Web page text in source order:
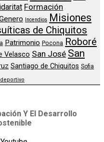
Formación
Incendios Misiones
de Chiquitos
Patrimonio Pocona Roboré
Velasco San José San
Santiago de Chiquitos Sofia
Y El Desarrollo